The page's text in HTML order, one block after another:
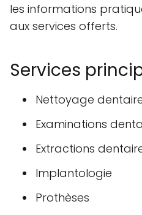
les informations
aux services offerts.
Services
Nettoyage
Examinations
Extractions
Implantologie
Prothèses